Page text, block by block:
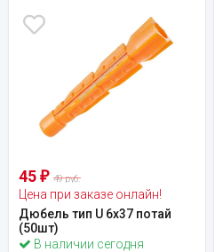
45 ₽ 49 руб.
Цена при заказе онлайн!
Дюбель тип U 6х37 потай
(50шт)
В наличии сегодня